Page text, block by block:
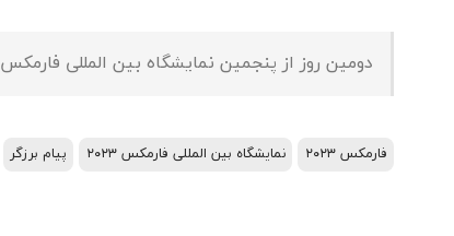
دومین روز از پنجمین نمایشگاه بین المللی فارمکس ۲۰۲۳
فارمکس ۲۰۲۳ نمایشگاه بین المللی فارمکس ۲۰۲۳ پیام برزگر